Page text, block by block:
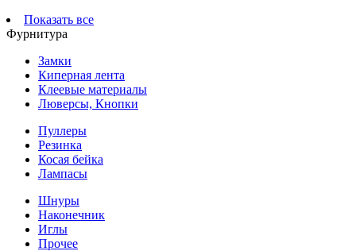
Показать все
Фурнитура
Замки
Киперная лента
Клеевые материалы
Люверсы, Кнопки
Пуллеры
Резинка
Косая бейка
Лампасы
Шнуры
Наконечник
Иглы
Прочее